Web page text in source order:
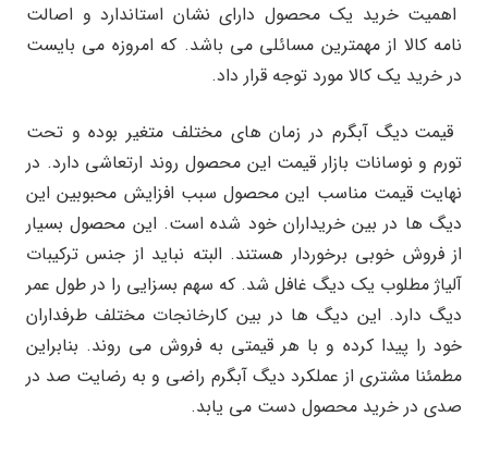
اهمیت خرید یک محصول دارای نشان استاندارد و اصالت
نامه کالا از مهمترین مسائلی می باشد. که امروزه می بایست
در خرید یک کالا مورد توجه قرار داد.
قیمت دیگ آبگرم در زمان های مختلف متغیر بوده و تحت
تورم و نوسانات بازار قیمت این محصول روند ارتعاشی دارد. در
نهایت قیمت مناسب این محصول سبب افزایش محبوبین این
دیگ ها در بین خریداران خود شده است. این محصول بسیار
از فروش خوبی برخوردار هستند. البته نباید از جنس ترکیبات
آلیاژ مطلوب یک دیگ غافل شد. که سهم بسزایی را در طول عمر
دیگ دارد. این دیگ ها در بین کارخانجات مختلف طرفداران
خود را پیدا کرده و با هر قیمتی به فروش می روند. بنابراین
مطمئنا مشتری از عملکرد دیگ آبگرم راضی و به رضایت صد در
صدی در خرید محصول دست می یابد.